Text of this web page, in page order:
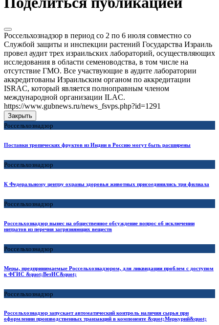
Россельхознадзор в период со 2 по 6 июля совместно со
Службой защиты и инспекции растений Государства Израиль
провел аудит трех израильских лабораторий, осуществляющих
исследования в области семеноводства, в том числе на
отсутствие ГМО. Все участвующие в аудите лаборатории
аккредитованы Израильским органом по аккредитации
ISRAC, который является полноправным членом
международной организации ILAC.
https://www.gubnews.ru/news_fsvps.php?id=1291
Закрыть
Россельхознадзор
Поставки тропических фруктов из Индии в Россию могут быть расширены
Россельхознадзор
К Федеральному центру охраны здоровья животных присоединились три филиала
Россельхознадзор
Россельхознадзор вынес на общественное обсуждение вопрос об исключении
нитратов из перечня загрязняющих веществ
Россельхознадзор
Меры, предпринимаемые Россельхознадзором, для ликвидации проблем с доступом
к ФГИС &quot;ВетИС&quot;
Россельхознадзор
Россельхознадзор запускает автоматический контроль наличия сырья при
оформлении производственных транзакций в компоненте &quot;Меркурий&quot;